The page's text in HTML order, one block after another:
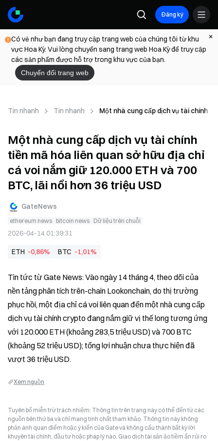
Đăng ký
Có vẻ như bạn đang truy cập trang web của chúng tôi từ khu
vực Hoa Kỳ. Vui lòng chuyển sang trang web Hoa Kỳ để truy cập
các sản phẩm được hỗ trợ trong khu vực của bạn.
Chuyển đổi trang web
Tin nhanh Tin nhanh Một nhà cung cấp dịch vụ tài chính
Một nhà cung cấp dịch vụ tài chính
tiền mã hóa liên quan sở hữu địa chỉ
cá voi nắm giữ 120.000 ETH và 700
BTC, lãi nổi hơn 36 triệu USD
GateNews
ethereum news bitcoin news Dữ liệu trên chuỗi
2026-04-14 01:39:31
ETH -0,86% BTC -1,01%
Tin tức từ Gate News: Vào ngày 14 tháng 4, theo dõi của
nền tảng phân tích trên-chain Lookonchain, do thị trường
phục hồi, một địa chỉ cá voi liên quan đến một nhà cung cấp
dịch vụ tài chính crypto đang nắm giữ vị thế long tương ứng
với 120.000 ETH (khoảng 283,5 triệu USD) và 700 BTC
(khoảng 52 triệu USD); tổng lợi nhuận chưa thực hiện đã
vượt 36 triệu USD.
Xem nguồn
Tuyên bố miễn trừ trách nhiệm: Thông tin trên trang này có thể đến từ các
nguồn bên thứ ba và chỉ mang tính chất tham khảo. Thông tin này không
phản ánh quan điểm hoặc ý kiến của Gate và không cấu thành bất kỳ lời
khuyên tài chính, đầu tư hoặc pháp lý nào. Giao dịch tài sản ảo tiềm ẩn rủi ro